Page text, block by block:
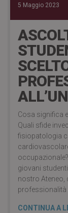
5 Maggio 2023
Cosa significa
Quali sfide
fisiopatologia
giovani
nostro
professionalità
CONTINUA A